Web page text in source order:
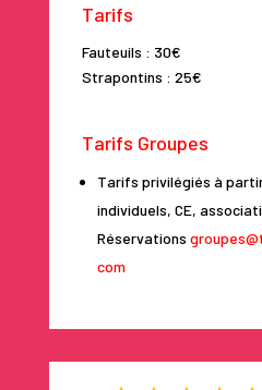
Tarifs
Fauteuils : 30€
Strapontins : 25€
Tarifs Groupes
Tarifs privilégiés à
individuels, CE,
Réservations
com